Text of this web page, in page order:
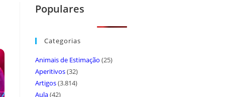
Populares
Categorias
Animais de Estimação (25)
Aperitivos(32)
Artigos(3.814)
Aula(42)